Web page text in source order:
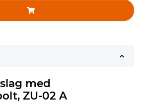
med
ZU-02 A